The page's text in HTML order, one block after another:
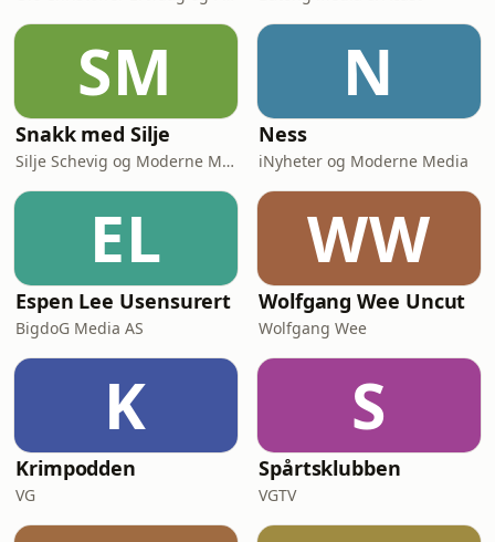
SM
Snakk med Silje
Silje Schevig og Moderne Media
N
Ness
iNyheter og Moderne Media
EL
Espen Lee Usensurert
BigdoG Media AS
WW
Wolfgang Wee Uncut
Wolfgang Wee
K
Krimpodden
VG
S
Spårtsklubben
VGTV